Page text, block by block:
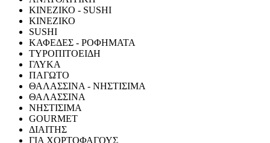
ΚΙΝΕΖΙΚΟ - SUSHI
ΚΙΝΕΖΙΚΟ
SUSHI
ΚΑΦΕΔΕΣ - ΡΟΦΗΜΑΤΑ
ΤΥΡΟΠΙΤΟΕΙΔΗ
ΓΛΥΚΑ
ΠΑΓΩΤΟ
ΘΑΛΑΣΣΙΝΑ - ΝΗΣΤΙΣΙΜΑ
ΘΑΛΑΣΣΙΝΑ
ΝΗΣΤΙΣΙΜΑ
GOURMET
ΔΙΑΙΤΗΣ
ΓΙΑ ΧΟΡΤΟΦΑΓΟΥΣ